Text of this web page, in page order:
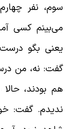
نفر چهارم
کسی آمد
بگو
نه، من
بودند،
گفت: